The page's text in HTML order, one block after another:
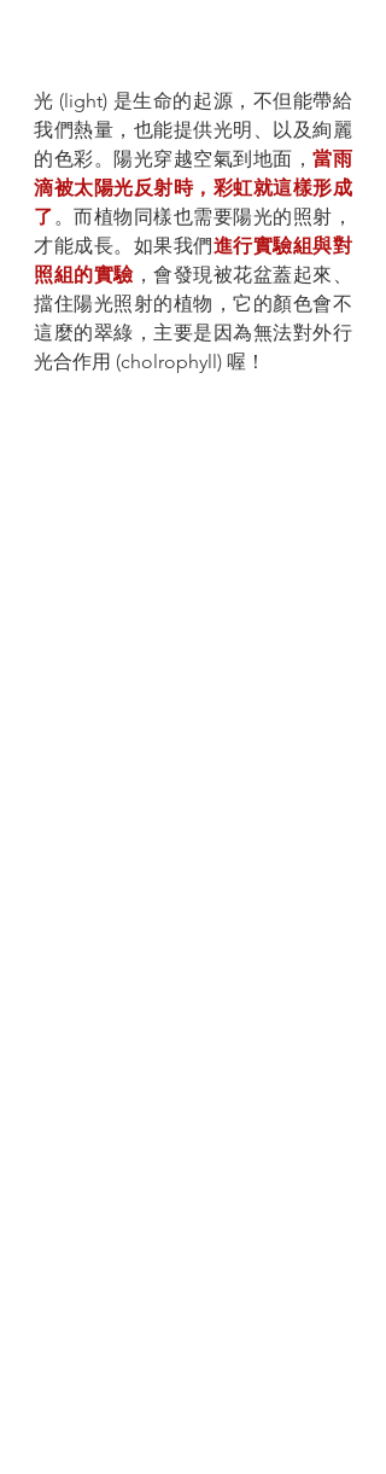
光 (light) 是生命的起源，不但能帶給
我們熱量，也能提供光明、以及絢麗
的色彩。陽光穿越空氣到地面，當雨
滴被太陽光反射時，彩虹就這樣形成
了 。而植物同樣也需要陽光的照射，
才能成長。如果我們進行實驗組與對
照組的實驗，會發現被花盆蓋起來、
擋住陽光照射的植物，它的顏色會不
這麼的翠綠，主要是因為無法對外行
光合作用 (cholrophyll) 喔！